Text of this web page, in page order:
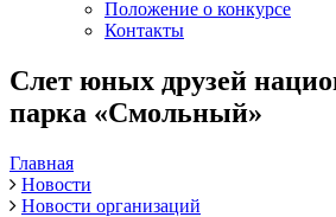
Положение о конкурсе
Контакты
Слет юных друзей
парка «Смольный»
Главная
Новости
Новости организаций